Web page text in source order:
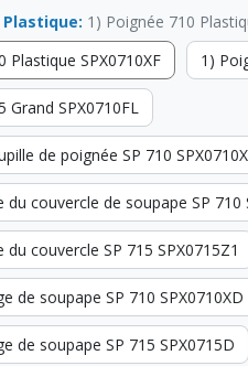
Plastique: 1) Poignée 710
Plastique SPX0710XF
1)
Grand SPX0710FL
de poignée SP 710
du couvercle de soupape SP 710
du couvercle SP 715 SPX0715Z1
de soupape SP 710 SPX0710XD
de soupape SP 715 SPX0715D